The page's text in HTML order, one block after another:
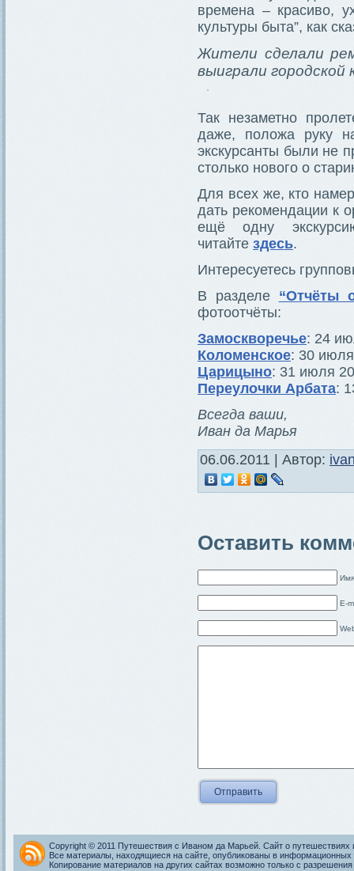
времена – красиво,
культуры быта”, как
Жители сделали
выиграли городской
Так незаметно
даже, положа руку
экскурсанты были не
столько нового о
Для всех же, кто
дать рекомендации к
ещё одну
читайте здесь.
Интересуетесь
В разделе “Отчёты
фотоотчёты:
Замоскворечье: 24
Коломенское: 30
Царицыно: 31 июля
Переулочки Арбата:
Всегда ваши,
Иван да Марья
06.06.2011 | Автор:
Оставить
E-
Copyright © 2011 Путешествия с Иваном да Марьей. Сайт о путешествиях
Все материалы, находящиеся на сайте, опубликованы в информационных
Копирование материалов на других сайтах возможно только с разрешения